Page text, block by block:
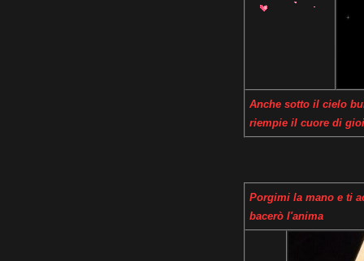
Anche sotto il cielo
riempie il cuore di
Porgimi la mano e ti
bacerò l'anima